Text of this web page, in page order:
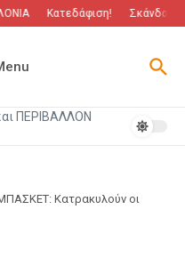
Κατεδάφιση! Σκάνδαλο
ΠΕΡΙΒΑΛΛΟΝ
Κατρακυλούν οι